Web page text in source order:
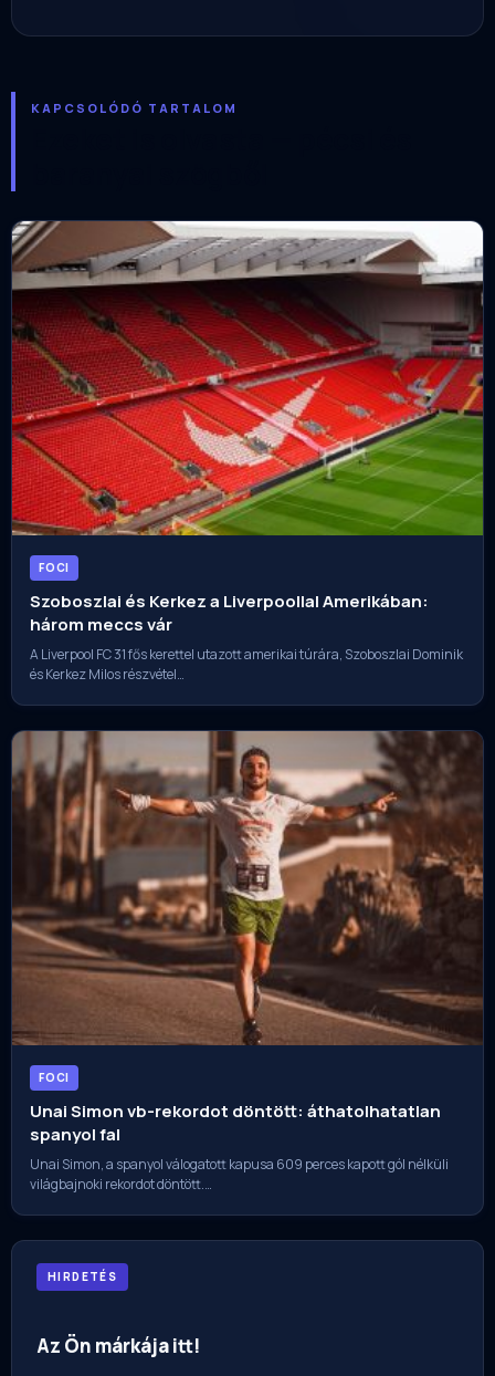
KAPCSOLÓDÓ TARTALOM
FOCI
Szoboszlai és Kerkez a Liverpoollal Amerikában:
három meccs vár
A Liverpool FC 31 fős kerettel utazott amerikai túrára, Szoboszlai Dominik
és Kerkez Milos részvétel…
FOCI
Unai Simon vb-rekordot döntött: áthatolhatatlan
spanyol fal
Unai Simon, a spanyol válogatott kapusa 609 perces kapott gól nélküli
világbajnoki rekordot döntött.…
HIRDETÉS
Az Ön márkája itt!